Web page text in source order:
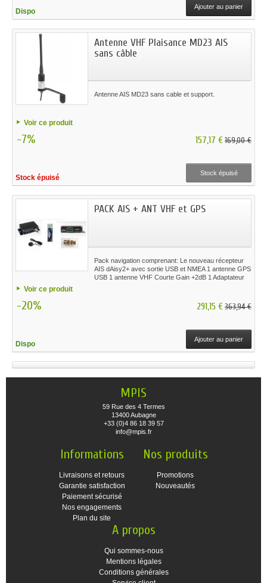
Dispo
Ajouter au panier
Antenne VHF Plaisance MD23 AIS
sans câble
Antenne AIS MD23 sans cable et support.
Voir ce produit
-7% 157,17 €169,00 €
Stock épuisé
Stock épuisé
PACK AIS + ANT VHF et GPS
Pack navigation comprenant: Le nouveau récepteur
AIS dAisy2+ avec sortie USB et NMEA 1 antenne GPS
USB 1 antenne VHF Courte Gain +2dB 1 Adaptateur
Voir ce produit
-20% 291,15 €363,94 €
Dispo
Ajouter au panier
MPIS
59 Rue des 4 Termes
13400 Aubagne
+33 (0)4 86 18 39 57
info@mpis.fr
Informations
Livraisons et retours
Garantie satisfaction
Paiement sécurisé
Nos engagements
Plan du site
Nos produits
Promotions
Nouveautés
A propos
Qui sommes-nous
Mentions légales
Conditions générales